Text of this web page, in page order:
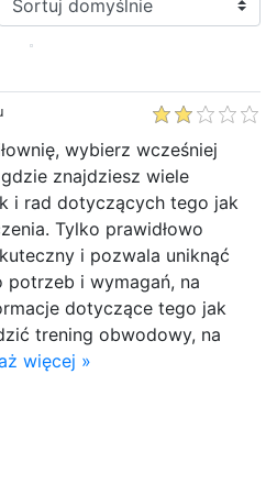
wybierz wcześniej
znajdziesz wiele
i rad dotyczących tego jak
Tylko prawidłowo
i pozwala uniknąć
potrzeb i wymagań, na
dotyczące tego jak
trening obwodowy, na
więcej »